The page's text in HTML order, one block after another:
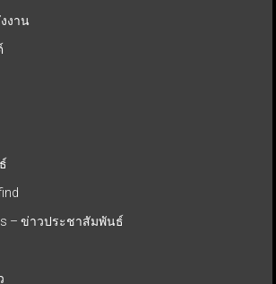
งาน
– ข่าวประชาสัมพันธ์